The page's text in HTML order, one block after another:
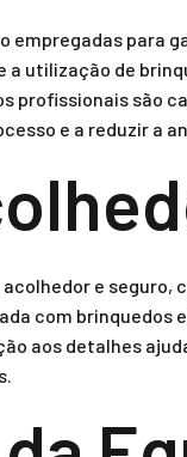
empregadas para
utilização de
profissionais são
e a reduzir a
e seguro,
com
aos detalhes